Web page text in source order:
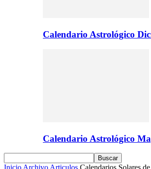
Calendario Astrológico
Calendario Astrológico